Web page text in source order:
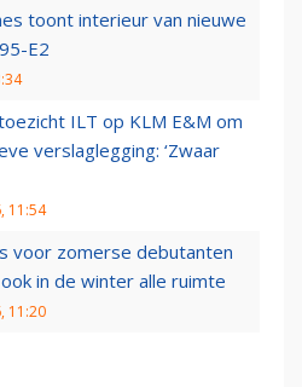
toont interieur van nieuwe
E2
ILT op KLM E&M om
verslaglegging: ‘Zwaar
11:54
voor zomerse debutanten
in de winter alle ruimte
11:20